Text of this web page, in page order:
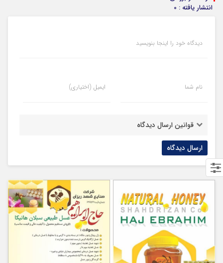
انتشار یافته : 0
دیدگاه خود را اینجا بنویسید
نام شما ایمیل (اختیاری)
قوانین ارسال دیدگاه